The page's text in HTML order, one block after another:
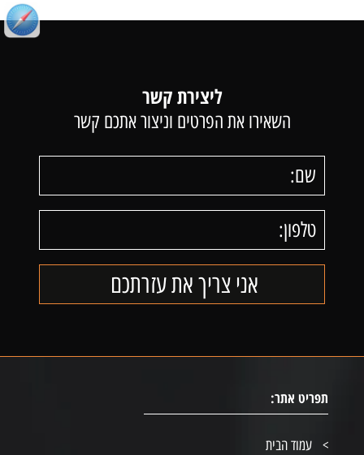
ליצירת קשר
השאירו את הפרטים וניצור אתכם קשר
תפריט אתר:
עמוד הבית